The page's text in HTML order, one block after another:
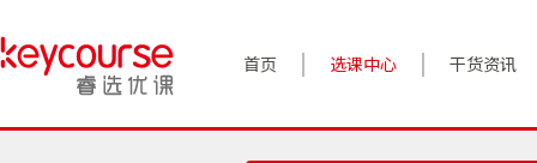
首页 选课中心 干货资讯
案例实践